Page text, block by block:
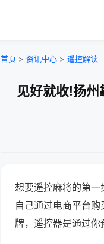
首页 > 资讯中心 > 遥控解读
见好就收!扬
想要遥控麻将的第
自己通过电商平台
牌，遥控器是通过你